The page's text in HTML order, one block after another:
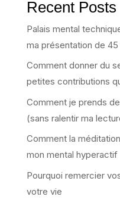
Recent Posts
Palais mental
ma présentation de
Comment donner du
petites contributions
Comment je prends
(sans ralentir ma
Comment la
mon mental hyperactif
Pourquoi remercier
votre vie